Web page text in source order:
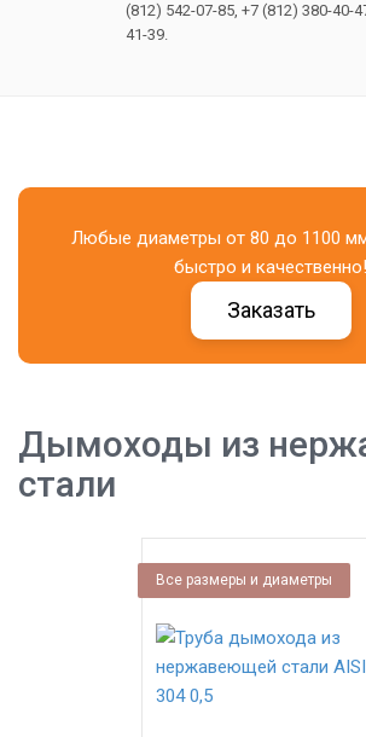
(812) 542-07-85, +7 (812) 380-40-
41-39.
Любые диаметры от 80 до 1100
быстро и качественно!
Заказать
Дымоходы из
стали
Все размеры и диаметры